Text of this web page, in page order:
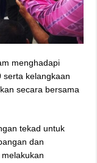
menghadapi
serta kelangkaan
secara bersama
tekad untuk
dan